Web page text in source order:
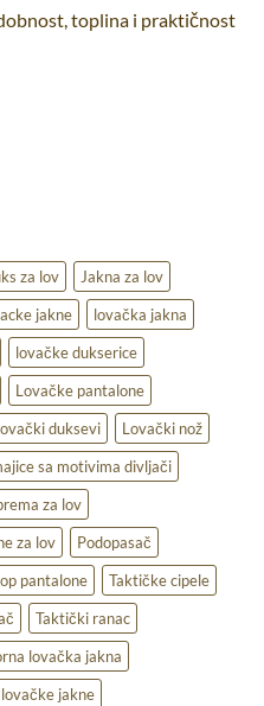
toplina i praktičnost
za lov
Jakna za lov
jakne
lovačka jakna
lovačke dukserice
Lovačke pantalone
duksevi
Lovački nož
sa motivima divljači
za lov
za lov
Podopasač
pantalone
Taktičke cipele
Taktički ranac
lovačka jakna
jakne